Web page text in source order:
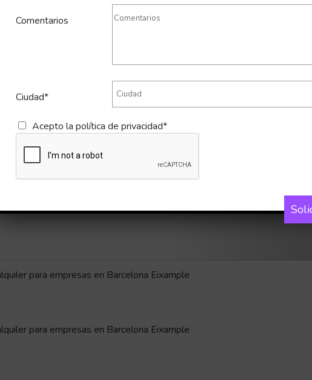
Comentarios
Ciudad*
Acepto la política de privacidad*